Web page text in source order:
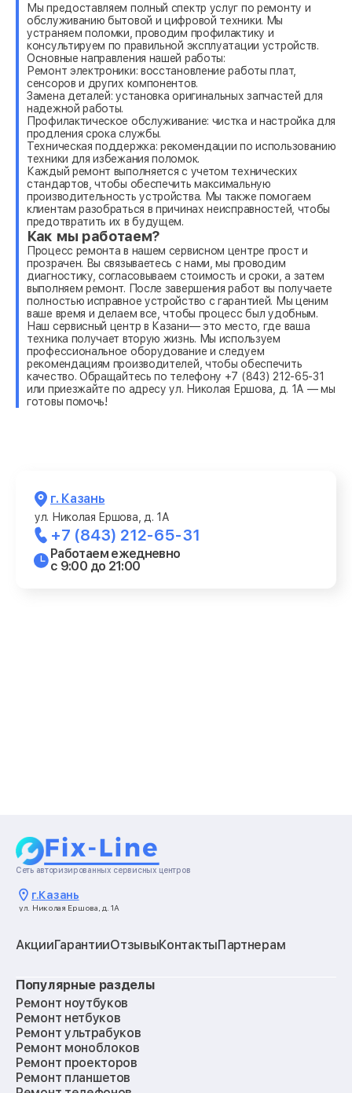
Мы предоставляем полный спектр услуг по ремонту и
обслуживанию бытовой и цифровой техники. Мы
устраняем поломки, проводим профилактику и
консультируем по правильной эксплуатации устройств.
Основные направления нашей работы:
Ремонт электроники: восстановление работы плат,
сенсоров и других компонентов.
Замена деталей: установка оригинальных запчастей для
надежной работы.
Профилактическое обслуживание: чистка и настройка для
продления срока службы.
Техническая поддержка: рекомендации по использованию
техники для избежания поломок.
Каждый ремонт выполняется с учетом технических
стандартов, чтобы обеспечить максимальную
производительность устройства. Мы также помогаем
клиентам разобраться в причинах неисправностей, чтобы
предотвратить их в будущем.
Как мы работаем?
Процесс ремонта в нашем сервисном центре прост и
прозрачен. Вы связываетесь с нами, мы проводим
диагностику, согласовываем стоимость и сроки, а затем
выполняем ремонт. После завершения работ вы получаете
полностью исправное устройство с гарантией. Мы ценим
ваше время и делаем все, чтобы процесс был удобным.
Наш сервисный центр в Казани— это место, где ваша
техника получает вторую жизнь. Мы используем
профессиональное оборудование и следуем
рекомендациям производителей, чтобы обеспечить
качество. Обращайтесь по телефону +7 (843) 212-65-31
или приезжайте по адресу ул. Николая Ершова, д. 1А — мы
готовы помочь!
г. Казань
ул. Николая Ершова, д. 1А
+7 (843) 212-65-31
Работаем ежедневно
с 9:00 до 21:00
Сеть авторизированных сервисных центров
г.Казань
ул. Николая Ершова, д. 1А
АкцииГарантииОтзывыКонтактыПартнерам
Популярные разделы
Ремонт ноутбуков
Ремонт нетбуков
Ремонт ультрабуков
Ремонт моноблоков
Ремонт проекторов
Ремонт планшетов